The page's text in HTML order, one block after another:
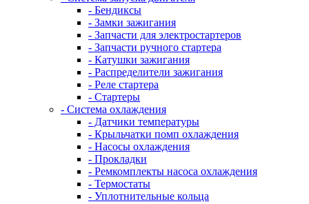
- Бендиксы
- Замки зажигания
- Запчасти для электростартеров
- Запчасти ручного стартера
- Катушки зажигания
- Распределители зажигания
- Реле стартера
- Стартеры
- Система охлаждения
- Датчики температуры
- Крыльчатки помп охлаждения
- Насосы охлаждения
- Прокладки
- Ремкомплекты насоса охлаждения
- Термостаты
- Уплотнительные кольца